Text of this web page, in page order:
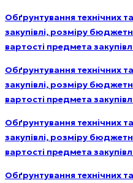
Обґрунтування технічних
закупівлі, розміру
вартості предмета
Обґрунтування технічних
закупівлі, розміру
вартості предмета
Обґрунтування технічних
закупівлі, розміру
вартості предмета
Обґрунтування технічних